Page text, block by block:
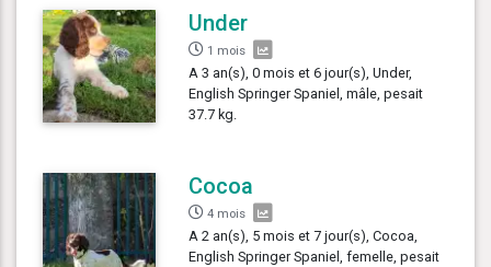
Under
1 mois
A 3 an(s), 0 mois et 6 jour(s), Under,
English Springer Spaniel, mâle, pesait
37.7 kg.
Cocoa
4 mois
A 2 an(s), 5 mois et 7 jour(s), Cocoa,
English Springer Spaniel, femelle, pesait